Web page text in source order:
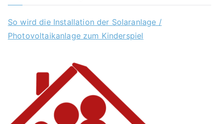
So wird die Installation der Solaranlage /
Photovoltaikanlage zum Kinderspiel